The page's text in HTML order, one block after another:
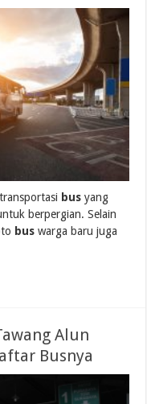
bus yang
berpergian. Selain
bus warga baru juga
Alun
Busnya